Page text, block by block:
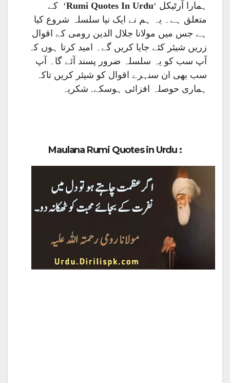
ہمارا آرٹیکل ‘Rumi Quotes In Urdu‘ کے
متعلق ہے۔ یہ ہم نے ایک نیا سلسلہ شروع کیا
ہے جس میں مولانا جلال الدین رومی کے اقوال
زریں شیئر کئے جایا کریں گے۔ امید کرتا ہوں کہ
آپ سب کو یہ سلسلہ ضرور پسند آئے گا۔ آپ
سب بھی ان سنہرے اقوال کو شیئر کریں تاکہ
ہماری حوصلہ افزائی ہوسکے. شکریہ
Maulana Rumi Quotes in Urdu :